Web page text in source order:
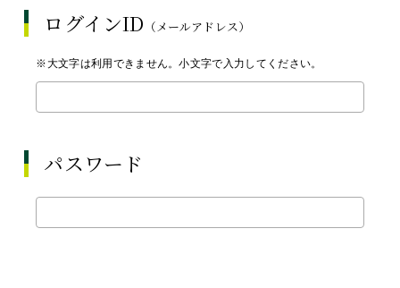
ログインID （メールアドレス）
※大文字は利用できません。小文字で入力してください。
パスワード